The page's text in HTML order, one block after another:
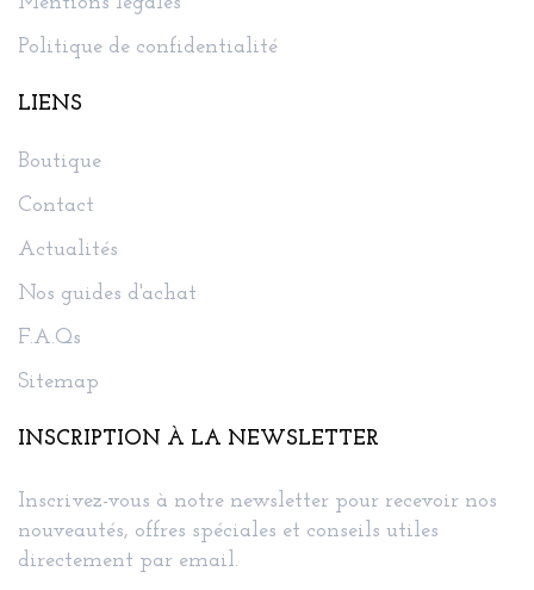
Politique de confidentialité
LIENS
Boutique
Contact
Actualités
Nos guides d'achat
F.A.Qs
Sitemap
INSCRIPTION À LA NEWSLETTER
Inscrivez-vous à notre newsletter pour recevoir nos
nouveautés, offres spéciales et conseils utiles
directement par email.